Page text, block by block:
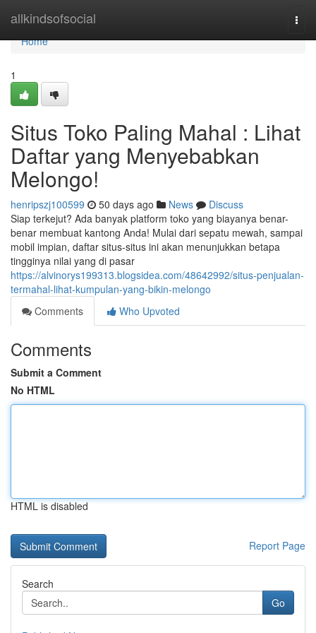
allkindsofsocial
Home
Home
1
Situs Toko Paling Mahal : Lihat
Daftar yang Menyebabkan
Melongo!
henripszj100599 50 days ago News
Discuss
Siap terkejut? Ada banyak platform toko yang biayanya benar-
benar membuat kantong Anda! Mulai dari sepatu mewah, sampai
mobil impian, daftar situs-situs ini akan menunjukkan betapa
tingginya nilai yang di pasar
https://alvinorys199313.blogsidea.com/48642992/situs-penjualan-
termahal-lihat-kumpulan-yang-bikin-melongo
Comments
Who Upvoted
Comments
Submit a Comment
No HTML
HTML is disabled
Report Page
Search
Go